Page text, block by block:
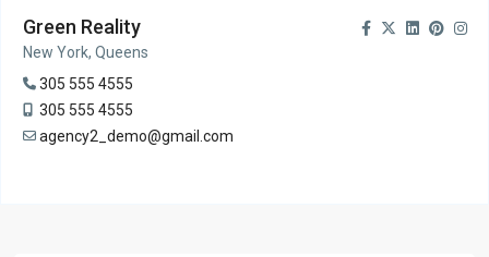
Green Reality
New York, Queens
305 555 4555
305 555 4555
agency2_demo@gmail.com